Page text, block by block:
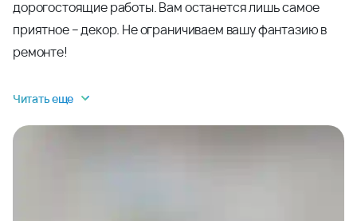
дорогостоящие работы. Вам останется лишь самое
приятное – декор. Не ограничиваем вашу фантазию в
ремонте!
Читать еще